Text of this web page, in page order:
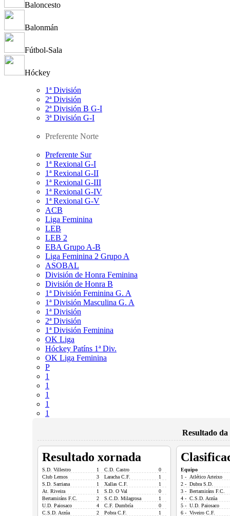
Baloncesto
Balonmán
Fútbol-Sala
Hóckey
1ª División
2ª División
2ª División B G-I
3ª División G-I
Preferente Norte
Preferente Sur
1ª Rexional G-I
1ª Rexional G-II
1ª Rexional G-III
1ª Rexional G-IV
1ª Rexional G-V
ACB
Liga Feminina
LEB
LEB 2
EBA Grupo A-B
Liga Feminina 2 Grupo A
ASOBAL
División de Honra Feminina
División de Honra B
1ª División Feminina G. A
1ª División Masculina G. A
1ª División
2ª División
1ª División Feminina
OK Liga
Hóckey Patíns 1ª Div.
OK Liga Feminina
P
1
1
1
1
1
Resultado
Resultado xornada
S.D. Villestro 1 C.D. Castro
0
Club Lemos
3 Laracha C.F.
1
S.D. Sarriana
1 Xallas C.F.
1
At. Riveira
1 S.D. O Val
0
Bertamiráns F.C.
2 S.C.D. Milagrosa
1
U.D. Paiosaco
4 C.F. Dumbría
0
C.S.D. Arzúa
2 Pobra C.F.
1
Equipo
1 - Atlético Arteixo
2 - Dubra S.D.
3 - Bertamiráns F.C.
4 - C.S.D. Arzúa
5 - U.D. Paiosaco
6 - Viveiro C.F.